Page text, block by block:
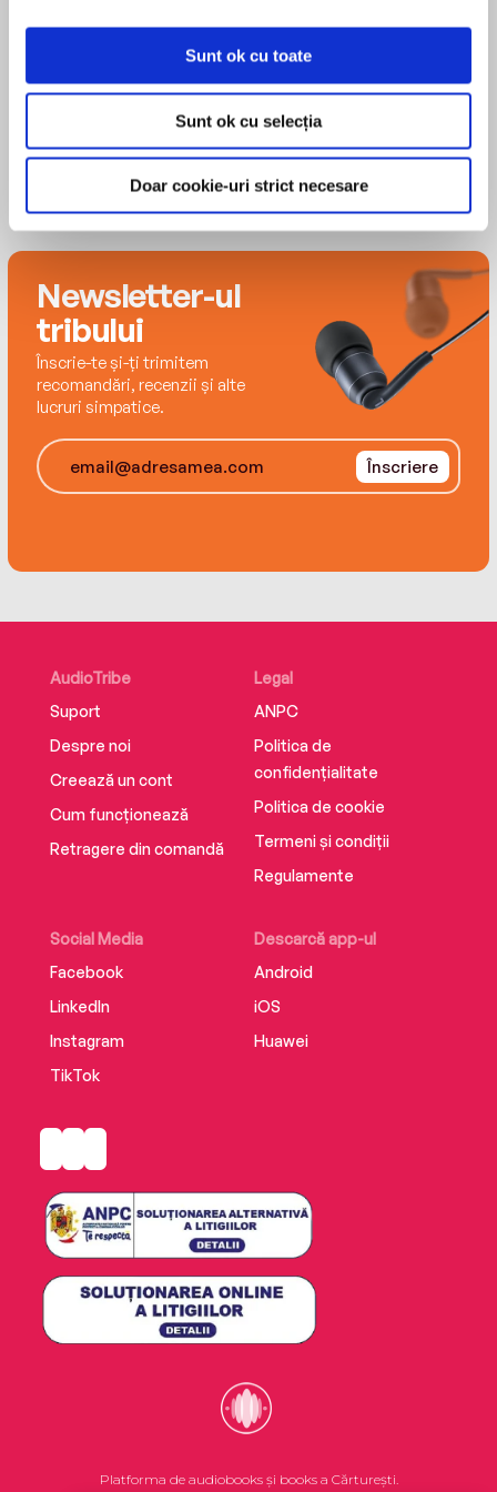
Sunt ok cu toate
Sunt ok cu selecția
Doar cookie-uri strict necesare
of Dennis Miller on CNBC.
Newsletter-ul
tribului
Înscrie-te și-ți trimitem
recomandări, recenzii și alte
lucruri simpatice.
Înscriere
AudioTribe
Suport
Despre noi
Creează un cont
Cum funcționează
Retragere din comandă
Social Media
Facebook
LinkedIn
Instagram
TikTok
Descarcă app-ul
Android
iOS
Huawei
Legal
ANPC
Politica de
confidențialitate
Politica de cookie
Termeni și condiții
Regulamente
Platforma de audiobooks și books a Cărturești.